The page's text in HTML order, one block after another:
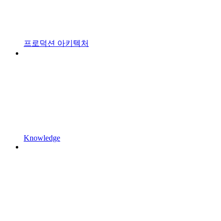
프로덕션 아키텍처
Knowledge